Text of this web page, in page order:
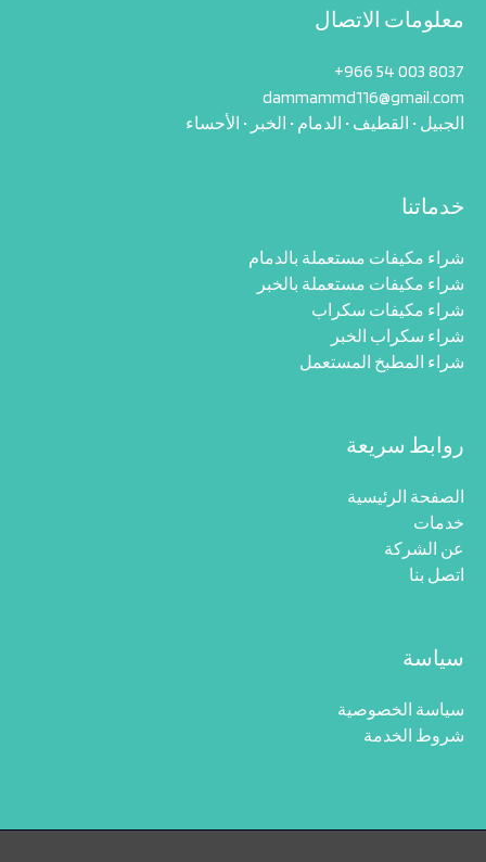
معلومات الاتصال
+966 54 003 8037‬
dammammd116@gmail.com
خدماتنا
شراء مكيفات مستعملة بالدمام
شراء مكيفات مستعملة بالخبر
شراء مكيفات سكراب
شراء سكراب الخبر
شراء المطبخ المستعمل
روابط سريعة
الصفحة الرئيسية
خدمات
عن الشركة
اتصل بنا
سياسة
سياسة الخصوصية
شروط الخدمة